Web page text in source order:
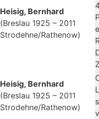
Heisig, Bernhard
(Breslau 1925 – 2011
Strodehne/Rathenow)
Heisig, Bernhard
(Breslau 1925 – 2011
Strodehne/Rathenow)